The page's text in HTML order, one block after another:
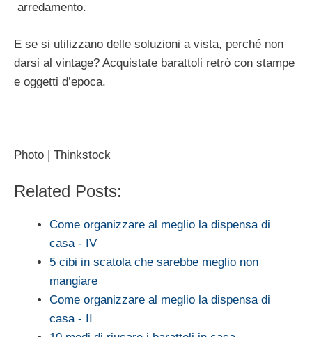
arredamento.
E se si utilizzano delle soluzioni a vista, perché non
darsi al vintage? Acquistate barattoli retrò con stampe
e oggetti d’epoca.
Photo | Thinkstock
Related Posts:
Come organizzare al meglio la dispensa di
casa - IV
5 cibi in scatola che sarebbe meglio non
mangiare
Come organizzare al meglio la dispensa di
casa - II